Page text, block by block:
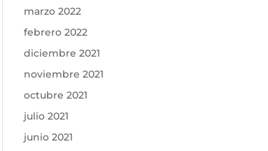
marzo 2022
febrero 2022
diciembre 2021
noviembre 2021
octubre 2021
julio 2021
junio 2021